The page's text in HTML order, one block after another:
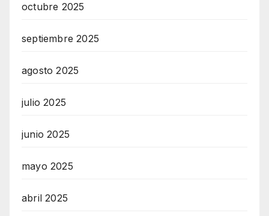
octubre 2025
septiembre 2025
agosto 2025
julio 2025
junio 2025
mayo 2025
abril 2025